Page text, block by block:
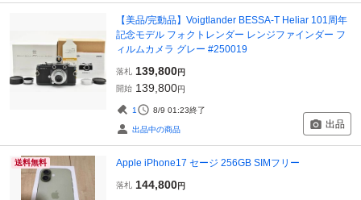
【美品/完動品】Voigtlander BESSA-T Heliar 101周年
記念モデル フォクトレンダー レンジファインダー フ
ィルムカメラ グレー #250019
落札 139,800円
開始 139,800円
1 8/9 01:23終了
出品中の商品 出品
送料無料 Apple iPhone17 セージ 256GB SIMフリー
落札 144,800円